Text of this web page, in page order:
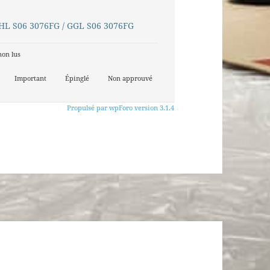
S06 3076FG / GGL S06 3076FG
lus
Important Épinglé Non approuvé
Propulsé par wpForo version 3.1.4